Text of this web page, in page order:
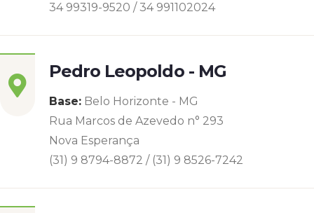
34 99319-9520 / 34 991102024
Pedro Leopoldo - MG
Base: Belo Horizonte - MG
Rua Marcos de Azevedo n° 293
Nova Esperança
(31) 9 8794-8872 / (31) 9 8526-7242